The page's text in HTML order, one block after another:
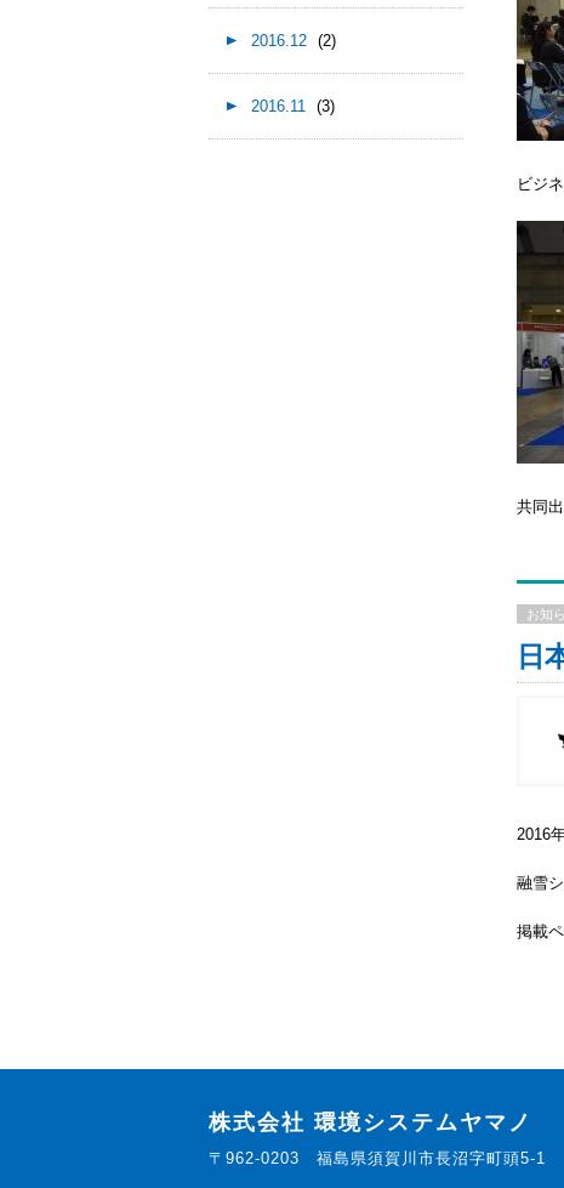
2016.12 (2)
2016.11 (3)
ビジ
共同
お知
日
2016
融雪
掲載
株式会社 環境システムヤマノ
〒962-0203 福島県須賀川市長沼字町頭5-1